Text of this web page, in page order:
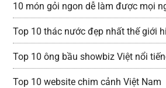
10 món gỏi ngon dễ làm được mọi
Top 10 thác nước đẹp nhất thế giới
Top 10 ông bầu showbiz Việt nổi
Top 10 website chim cảnh Việt Nam